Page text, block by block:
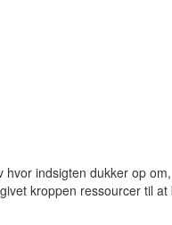
indsigten dukker op
kroppen ressourcer til